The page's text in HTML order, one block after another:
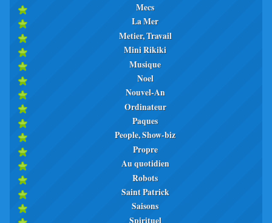
Mecs
La Mer
Metier, Travail
Mini Rikiki
Musique
Noel
Nouvel-An
Ordinateur
Paques
People, Show-biz
Propre
Au quotidien
Robots
Saint Patrick
Saisons
Spirituel